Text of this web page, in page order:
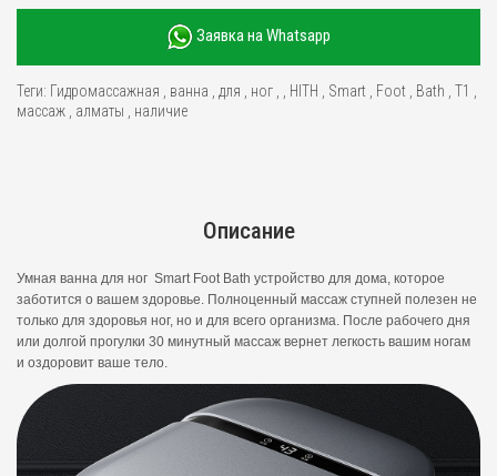
Заявка на Whatsapp
Теги: Гидромассажная ванна для ног HITH Smart Foot Bath T1
массаж
алматы наличие
Описание
Умная ванна для ног Smart Foot Bath устройство для дома, которое
заботится о вашем здоровье. Полноценный массаж ступней полезен не
только для здоровья ног, но и для всего организма. После рабочего дня
или долгой прогулки 30 минутный массаж вернет легкость вашим ногам
и оздоровит ваше тело.